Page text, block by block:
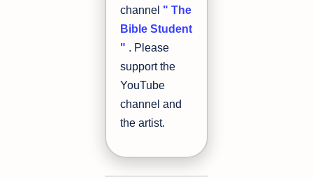
channel " The
Bible Student
" . Please
support the
YouTube
channel and
the artist.